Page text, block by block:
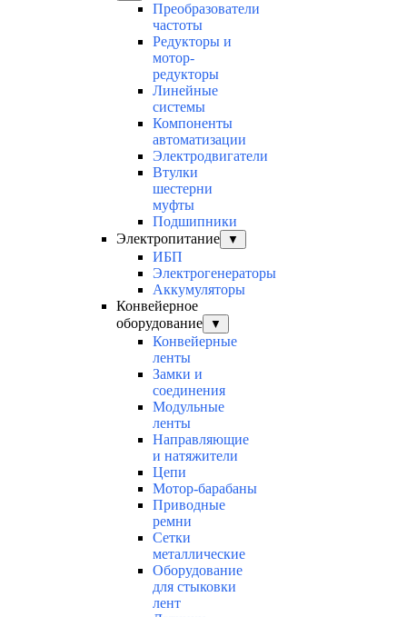
Преобразователи
частоты
Редукторы и
мотор-
редукторы
Линейные
системы
Компоненты
автоматизации
Электродвигатели
Втулки
шестерни
муфты
Подшипники
Электропитание
▼
ИБП
Электрогенераторы
Аккумуляторы
Конвейерное
оборудование
▼
Конвейерные
ленты
Замки и
соединения
Модульные
ленты
Направляющие
и натяжители
Цепи
Мотор-барабаны
Приводные
ремни
Сетки
металлические
Оборудование
для стыковки
лент